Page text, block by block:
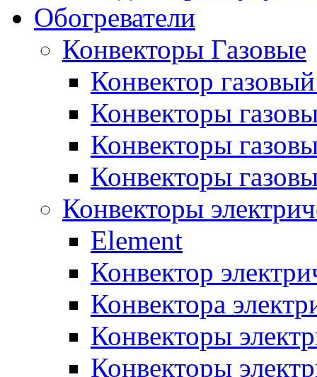
Обогреватели
Конвекторы Газовые
Конвектор
Конвекторы
Конвекторы
Конвекторы
Конвекторы
Element
Конвектор
Конвектора
Конвекторы
Конвекторы